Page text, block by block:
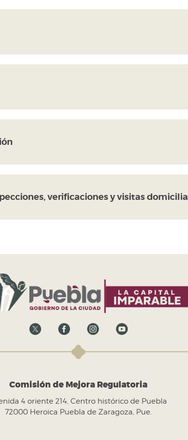
verificaciones y visitas
Comisión de Mejora Regulatoria
4 oriente 214, Centro histórico de Puebla
72000 Heroica Puebla de Zaragoza, Pue.